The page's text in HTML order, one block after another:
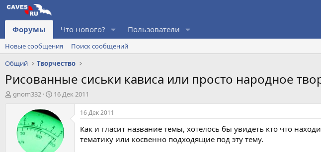
Форумы Что нового? Пользователи
Новые сообщения
Поиск сообщений
Общий
Творчество
Рисованные сиськи кависа или просто народное
А
gnom332
Д
т
а
н
а
ч
16 Дек 2011
16 Дек 2011
Как и гласит название темы, хотелось бы увидеть кто что
тематику или косвенно подходящие под эту тему.